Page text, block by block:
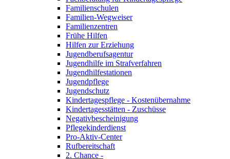
Familienschulen
Familien-Wegweiser
Familienzentren
Frühe Hilfen
Hilfen zur Erziehung
Jugendberufsagentur
Jugendhilfe im Strafverfahren
Jugendhilfestationen
Jugendpflege
Jugendschutz
Kindertagespflege - Kostenübernahme
Kindertagesstätten - Zuschüsse
Negativbescheinigung
Pflegekinderdienst
Pro-Aktiv-Center
Rufbereitschaft
2. Chance -